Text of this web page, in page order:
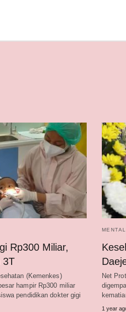
Rp300 Miliar,
3T
(Kemenkes)
hampir Rp300 miliar
pendidikan dokter gigi
Net
1 year